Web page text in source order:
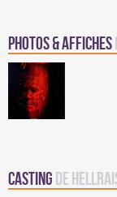
Photos & Affiches
Casting de